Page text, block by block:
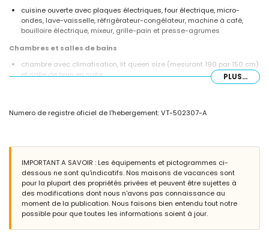
cuisine ouverte avec plaques électriques, four électrique, micro-
ondes, lave-vaisselle, réfrigérateur-congélateur, machine à café,
bouilloire électrique, mixeur, grille-pain et presse-agrumes
Chambres et salles de bains
chambre avec climatisation, lit queen size (mesurant 190 par 150 cm)
et salle de bain en suite
chambre avec climatisation et 2 lits simples (mesurant 190 par 90
salle de bain avec un lavabo, baignoire, bidet et toilette
grand terrain clos
piscine commune mesurant 20m x 8m
jardin communautaire avec arbres
terrasse couverte
espace extérieur de détente et espace repas en plein air
garage privé
Plus d'informations
ville la plus proche: Jávea (à moins de 500 mètres de l'appartement)
PLUS...
Numero de registre oficiel de l'hebergement: VT-502307-A
IMPORTANT A SAVOIR : Les équipements et pictogrammes ci-
dessous ne sont qu'indicatifs. Nos maisons de vacances sont
pour la plupart des propriétés privées et peuvent être sujettes à
des modifications dont nous n'avons pas connaissance au
moment de la publication. Nous faisons bien entendu tout notre
possible pour que toutes les informations soient à jour.